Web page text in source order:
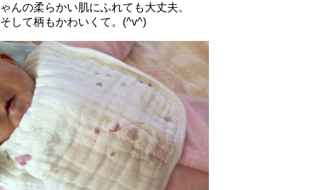
ゃんの柔らかい肌にふれても大丈夫。
そして柄もかわいくて。(^v^)